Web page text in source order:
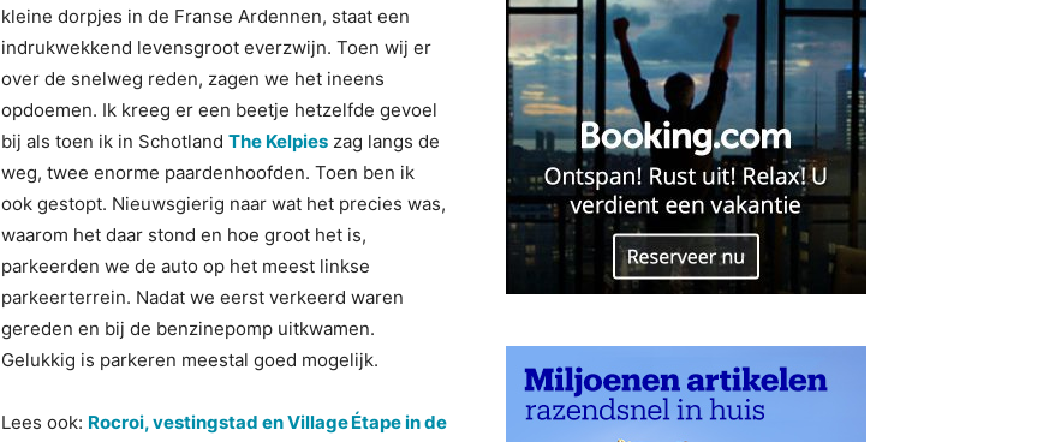
kleine dorpjes in de Franse Ardennen, staat een
indrukwekkend levensgroot everzwijn. Toen wij er
over de snelweg reden, zagen we het ineens
opdoemen. Ik kreeg er een beetje hetzelfde gevoel
bij als toen ik in Schotland The Kelpies zag langs de
weg, twee enorme paardenhoofden. Toen ben ik
ook gestopt. Nieuwsgierig naar wat het precies was,
waarom het daar stond en hoe groot het is,
parkeerden we de auto op het meest linkse
parkeerterrein. Nadat we eerst verkeerd waren
gereden en bij de benzinepomp uitkwamen.
Gelukkig is parkeren meestal goed mogelijk.
Lees ook: Rocroi, vestingstad en Village Étape in de